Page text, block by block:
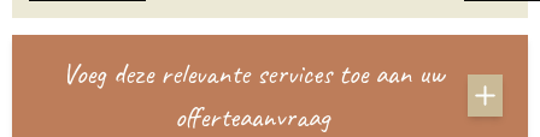
Voeg deze relevante services toe aan uw
offerteaanvraag